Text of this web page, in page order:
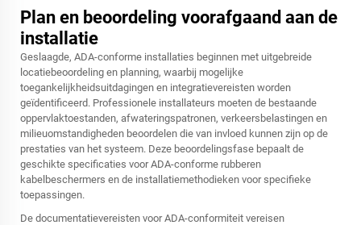
Plan en beoordeling voorafgaand aan de
installatie
Geslaagde, ADA-conforme installaties beginnen met uitgebreide
locatiebeoordeling en planning, waarbij mogelijke
toegankelijkheidsuitdagingen en integratievereisten worden
geïdentificeerd. Professionele installateurs moeten de bestaande
oppervlaktoestanden, afwateringspatronen, verkeersbelastingen en
milieuomstandigheden beoordelen die van invloed kunnen zijn op de
prestaties van het systeem. Deze beoordelingsfase bepaalt de
geschikte specificaties voor ADA-conforme rubberen
kabelbeschermers en de installatiemethodieken voor specifieke
toepassingen.
De documentatievereisten voor ADA-conformiteit vereisen